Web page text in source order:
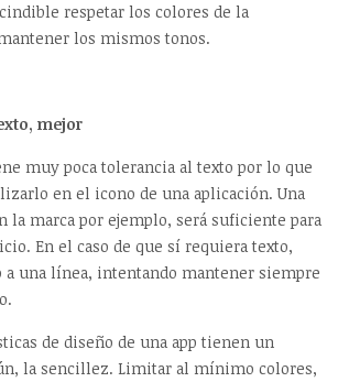
respetar los colores de la
los mismos tonos.
mejor
muy poca tolerancia al texto por lo que
en el icono de una aplicación. Una
la marca por ejemplo, será suficiente para
En el caso de que sí requiera texto,
una línea, intentando mantener siempre
de diseño de una app tienen un
la sencillez. Limitar al mínimo colores,